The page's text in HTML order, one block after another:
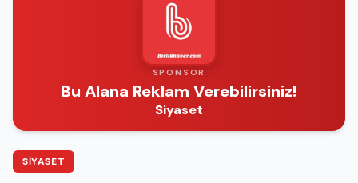
SPONSOR
Bu Alana Reklam Verebilirsiniz!
Siyaset
SIYASET